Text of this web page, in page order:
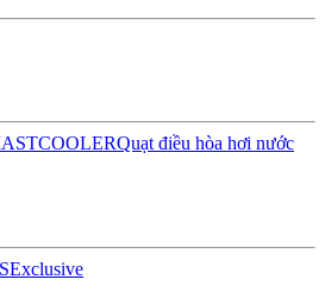
Quạt điều hòa hơi nước
Exclusive